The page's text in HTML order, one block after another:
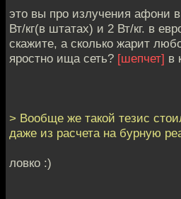
это вы про излучения афони
Вт/кг(в штатах) и 2 Вт/кг. в
скажите, а сколько жарит
яростно ища сеть? [шепчет] в
> Вообще же такой тезис
даже из расчета на бурную
ловко :)